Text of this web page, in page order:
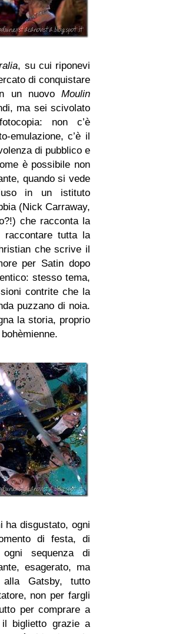
, su cui riponevi
di conquistare
un nuovo Moulin
ma sei scivolato
non c’è
emulazione, c’è il
di pubblico e
è possibile non
quando si vede
in un istituto
(Nick Carraway,
che racconta la
raccontare tutta la
che scrive il
per Satin dopo
stesso tema,
contrite che la
puzzano di noia.
la storia, proprio
disgustato, ogni
di festa, di
ogni sequenza di
esagerato, ma
alla Gatsby, tutto
non per fargli
per comprare a
biglietto grazie a